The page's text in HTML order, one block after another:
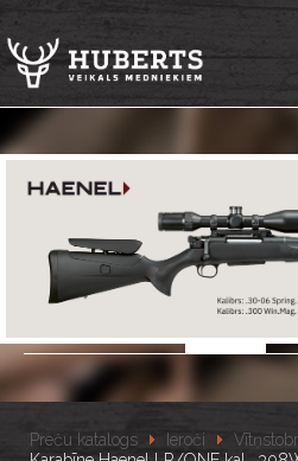
Preču katalogs Ieroči